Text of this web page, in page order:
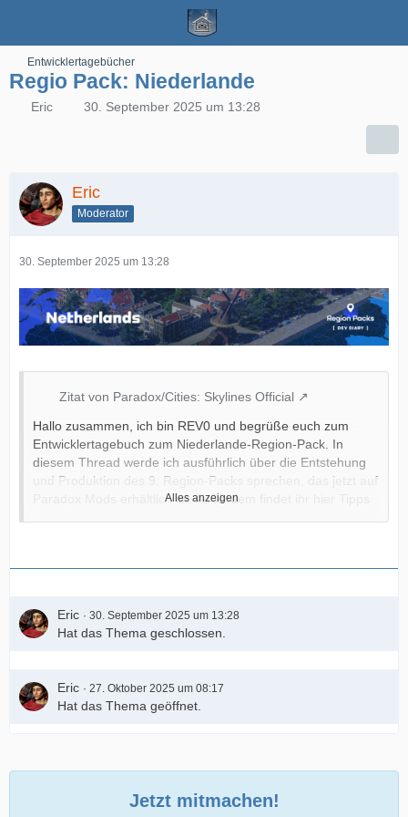
Entwicklertagebücher
Regio Pack: Niederlande
Eric 30. September 2025 um 13:28
Eric
Moderator
30. September 2025 um 13:28
Zitat von Paradox/Cities: Skylines Official
Hallo zusammen, ich bin REV0 und begrüße euch zum
Entwicklertagebuch zum Niederlande-Region-Pack. In
diesem Thread werde ich ausführlich über die Entstehung
und Produktion des 9. Region-Packs sprechen, das jetzt auf
Paradox Mods erhältlich ist. Außerdem findet ihr hier Tipps
Vorstellung des Teams
für Cities: Skylines II mögt, kennt ihr sie bereits. Feindbold
ist einer der Schöpfer des Region Packs Deutschland und
Creator Packs „Skyscrapers“ und „Urban Promenades“ für
die Cities-Reihe.
zusätzliche Assets für beide US-Region Packs zu liefern.
Gèze ist auch der Entwickler des Creator Packs „Seaside
Resorts” für Cities: Skylines, und Gruny ist der Entwickler,
Alles anzeigen
Eric 30. September 2025 um 13:28
Hat das Thema geschlossen.
Eric 27. Oktober 2025 um 08:17
Hat das Thema geöffnet.
Jetzt mitmachen!